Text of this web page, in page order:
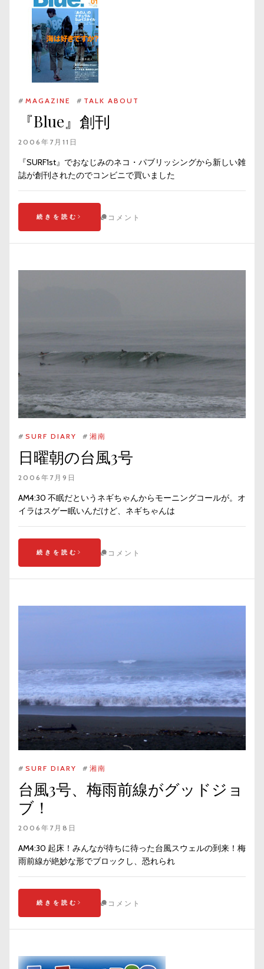
# MAGAZINE # TALK ABOUT
『Blue』創刊
2006年7月11日
『SURF1st』でおなじみのネコ・パブリッシングから新しい雑
誌が創刊されたのでコンビニで買いました
続きを読む コメント
# SURF DIARY # 湘南
日曜朝の台風3号
2006年7月9日
AM4:30 不眠だというネギちゃんからモーニングコールが。オ
イラはスゲー眠いんだけど、ネギちゃんは
続きを読む コメント
# SURF DIARY # 湘南
台風3号、梅雨前線がグッドジョ
ブ！
2006年7月8日
AM4:30 起床！みんなが待ちに待った台風スウェルの到来！梅
雨前線が絶妙な形でブロックし、恐れられ
続きを読む コメント